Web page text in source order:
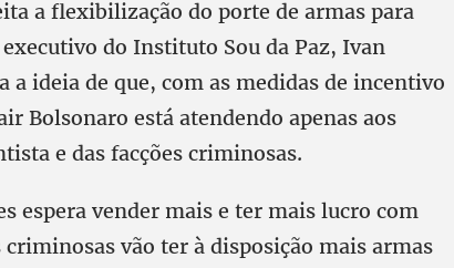
a flexibilização do porte de armas para
do Instituto Sou da Paz, Ivan
ideia de que, com as medidas de incentivo
Bolsonaro está atendendo apenas aos
e das facções criminosas.
espera vender mais e ter mais lucro com
criminosas vão ter à disposição mais armas